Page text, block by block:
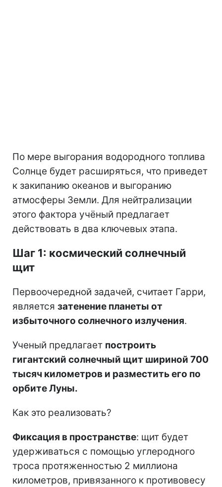
По мере выгорания водородного топлива
Солнце будет расширяться, что приведет
к закипанию океанов и выгоранию
атмосферы Земли. Для нейтрализации
этого фактора учёный предлагает
действовать в два ключевых этапа.
Шаг 1: космический солнечный
щит
Первоочередной задачей, считает Гарри,
является затенение планеты от
избыточного солнечного излучения.
Ученый предлагает построить
гигантский солнечный щит шириной 700
тысяч километров и разместить его по
орбите Луны.
Как это реализовать?
Фиксация в пространстве: щит будет
удерживаться с помощью углеродного
троса протяженностью 2 миллиона
километров, привязанного к противовесу